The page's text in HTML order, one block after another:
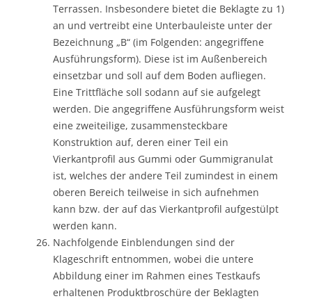
Terrassen. Insbesondere bietet die Beklagte zu 1)
an und vertreibt eine Unterbauleiste unter der
Bezeichnung „B“ (im Folgenden: angegriffene
Ausführungsform). Diese ist im Außenbereich
einsetzbar und soll auf dem Boden aufliegen.
Eine Trittfläche soll sodann auf sie aufgelegt
werden. Die angegriffene Ausführungsform weist
eine zweiteilige, zusammensteckbare
Konstruktion auf, deren einer Teil ein
Vierkantprofil aus Gummi oder Gummigranulat
ist, welches der andere Teil zumindest in einem
oberen Bereich teilweise in sich aufnehmen
kann bzw. der auf das Vierkantprofil aufgestülpt
werden kann.
Nachfolgende Einblendungen sind der
Klageschrift entnommen, wobei die untere
Abbildung einer im Rahmen eines Testkaufs
erhaltenen Produktbroschüre der Beklagten